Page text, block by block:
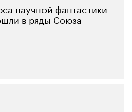
научной фантастики
в ряды Союза